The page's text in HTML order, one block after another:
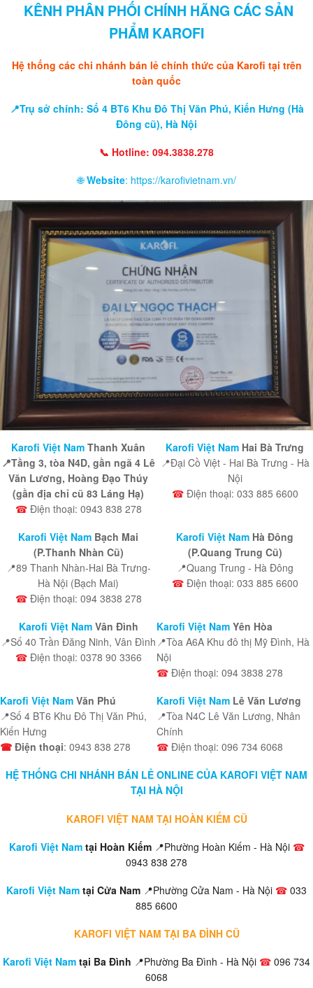
KÊNH PHÂN PHỐI CHÍNH HÃNG CÁC SẢN
PHẨM KAROFI
Hệ thống các chi nhánh bán lẻ chính thức của Karofi tại trên
toàn quốc
📍Trụ sở chính: Số 4 BT6 Khu Đô Thị Văn Phú, Kiến Hưng (Hà
Đông cũ), Hà Nội
📞 Hotline: 094.3838.278
🌐Website: https://karofivietnam.vn/
Karofi Việt Nam Thanh Xuân
📍Tầng 3, tòa N4D, gần ngã 4 Lê
Văn Lương, Hoàng Đạo Thúy
(gần địa chỉ cũ 83 Láng Hạ)
☎Điện thoại: 0943 838 278
Karofi Việt Nam Hai Bà Trưng
📍Đại Cồ Việt - Hai Bà Trưng - Hà
Nội
☎ Điện thoại: 033 885 6600
Karofi Việt Nam Bạch Mai
(P.Thanh Nhàn Cũ)
📍89 Thanh Nhàn-Hai Bà Trưng-
Hà Nội (Bạch Mai)
☎ Điện thoại: 094 3838 278
Karofi Việt Nam Hà Đông
(P.Quang Trung Cũ)
📍Quang Trung - Hà Đông
☎ Điện thoại: 033 885 6600
Karofi Việt NamVân Đình
📍Số 40 Trần Đăng Ninh, Vân Đình
☎ Điện thoại: 0378 90 3366
Karofi Việt Nam Yên Hòa
📍Tòa A6A Khu đô thị Mỹ Đình, Hà
Nội
☎ Điện thoại: 094 3838 278
Karofi Việt Nam Văn Phú
📍Số 4 BT6 Khu Đô Thị Văn Phú,
Kiến Hưng
☎ Điện thoại: 0943 838 278
Karofi Việt Nam Lê Văn Lương
📍Tòa N4C Lê Văn Lương, Nhân
Chính
☎ Điện thoại: 096 734 6068
HỆ THỐNG CHI NHÁNH BÁN LẺ ONLINE CỦA KAROFI VIỆT NAM
TẠI HÀ NỘI
KAROFI VIỆT NAM TẠI HOÀN KIẾM CŨ
Karofi Việt Namtại Hoàn Kiếm 📍Phường Hoàn Kiếm - Hà Nội ☎
0943 838 278
Karofi Việt Nam tại Cửa Nam 📍Phường Cửa Nam - Hà Nội ☎ 033
885 6600
KAROFI VIỆT NAM TẠI BA ĐÌNH CŨ
Karofi Việt Nam tại Ba Đình 📍Phường Ba Đình - Hà Nội ☎ 096 734
6068